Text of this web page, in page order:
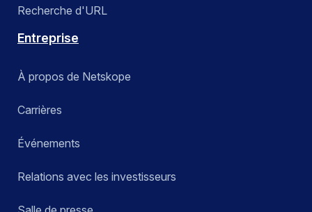
Recherche d'URL
Entreprise
À propos de Netskope
Carrières
Événements
Relations avec les investisseurs